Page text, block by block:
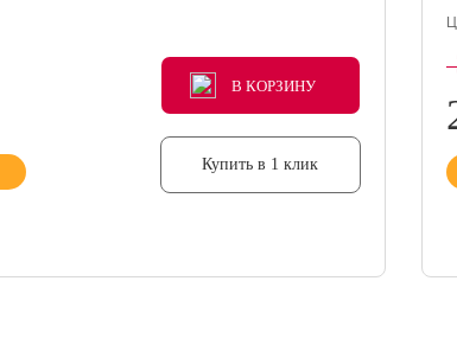
В КОРЗИНУ
В КОРЗИНУ
В КОРЗИНУ
Купить в 1 клик